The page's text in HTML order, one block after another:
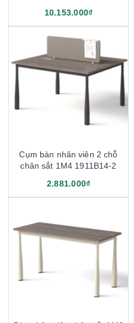
10.153.000₫
Cụm bàn nhân viên 2 chỗ
chân sắt 1M4 1911B14-2
2.881.000₫